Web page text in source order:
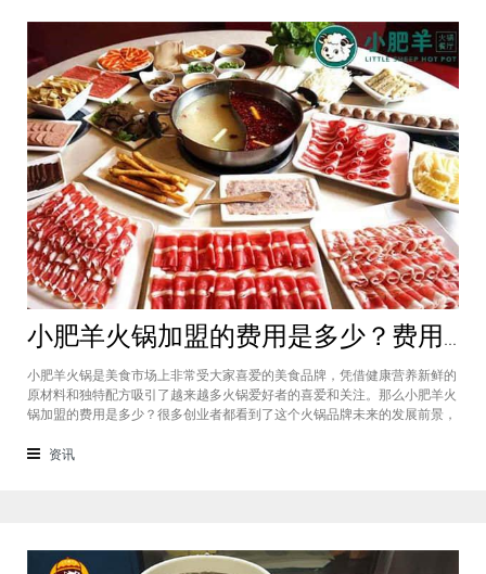
小肥羊火锅加盟的费用是多少？费用标准如下看你是否符合加盟资格
小肥羊火锅是美食市场上非常受大家喜爱的美食品牌，凭借健康营养新鲜的
原材料和独特配方吸引了越来越多火锅爱好者的喜爱和关注。那么小肥羊火
锅加盟的费用是多少？很多创业者都看到了这个火锅品牌未来的发展前景，
小编带大家一起了解小肥羊火锅加盟的费用情况让创业者拥有更多信息。创
资讯